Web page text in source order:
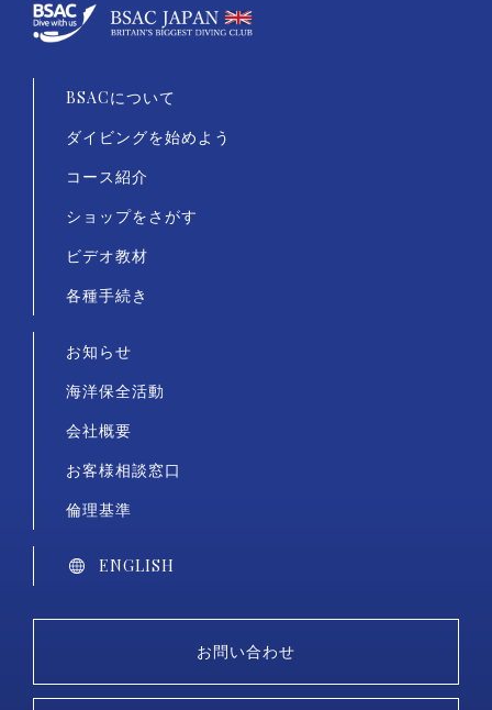
BSACについて
ダイビングを始めよう
コース紹介
ショップをさがす
ビデオ教材
各種手続き
お知らせ
海洋保全活動
会社概要
お客様相談窓口
倫理基準
ENGLISH
お問い合わせ